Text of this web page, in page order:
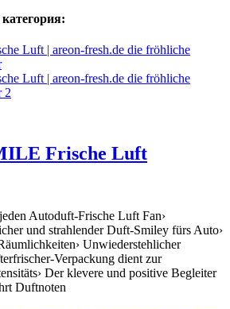
Frische Luft
Autoduft-Frische Luft Fan›
und strahlender Duft-Smiley fürs Auto›
Unwiederstehlicher
Verpackung dient zur
Der klevere und positive Begleiter
Duftnoten